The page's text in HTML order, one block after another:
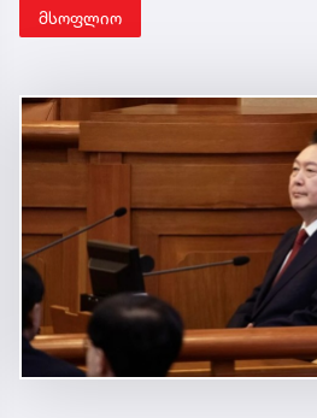
მსოფლიო